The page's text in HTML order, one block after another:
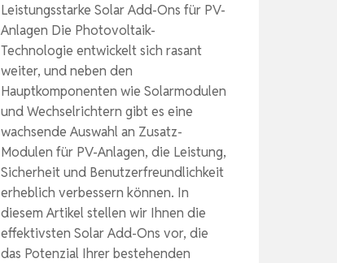
Leistungsstarke Solar Add-Ons für PV-
Anlagen Die Photovoltaik-
Technologie entwickelt sich rasant
weiter, und neben den
Hauptkomponenten wie Solarmodulen
und Wechselrichtern gibt es eine
wachsende Auswahl an Zusatz-
Modulen für PV-Anlagen, die Leistung,
Sicherheit und Benutzerfreundlichkeit
erheblich verbessern können. In
diesem Artikel stellen wir Ihnen die
effektivsten Solar Add-Ons vor, die
das Potenzial Ihrer bestehenden